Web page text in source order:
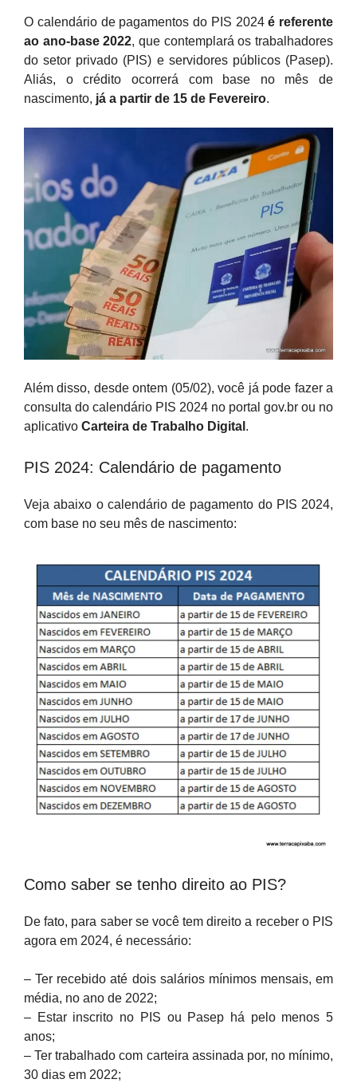
O calendário de pagamentos do PIS 2024é referente
ao ano-base 2022, que contemplará os trabalhadores
do setor privado (PIS) e servidores públicos (Pasep).
Aliás, o crédito ocorrerá com base no mês de
nascimento, já a partir de 15 de Fevereiro.
Além disso, desde ontem (05/02), você já pode fazer a
consulta do calendário PIS 2024 no portal gov.br ou no
aplicativo Carteira de Trabalho Digital .
PIS 2024: Calendário de pagamento
Veja abaixo o calendário de pagamento do PIS 2024,
com base no seu mês de nascimento:
Como saber se tenho direito ao PIS?
De fato, para saber se você tem direito a receber o PIS
agora em 2024, é necessário:
– Ter recebido até dois salários mínimos mensais, em
média, no ano de 2022;
– Estar inscrito no PIS ou Pasep há pelo menos 5
anos;
– Ter trabalhado com carteira assinada por, no mínimo,
30 dias em 2022;